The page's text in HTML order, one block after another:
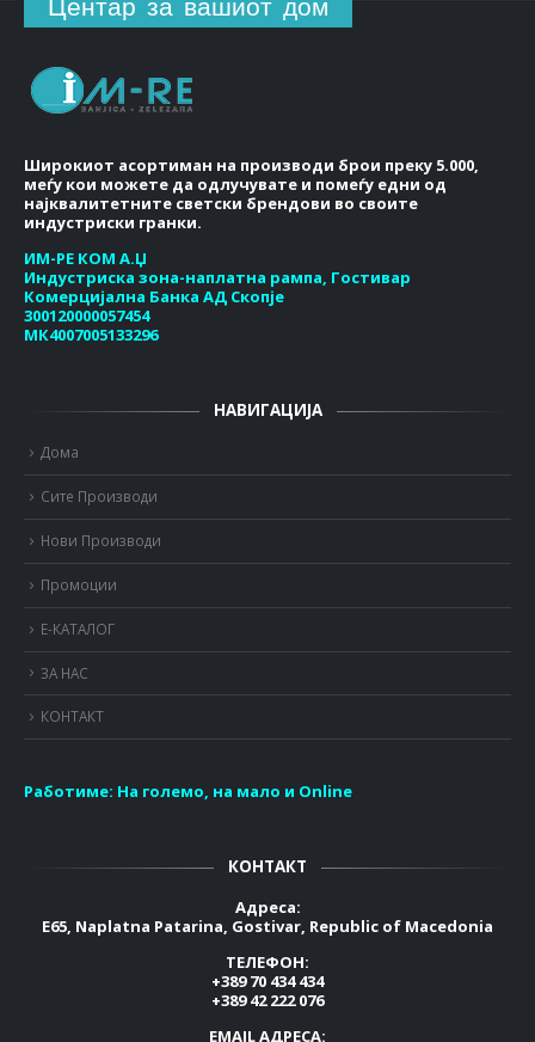
Широкиот асортиман на производи брои преку 5.000,
меѓу кои можете да одлучувате и помеѓу едни од
најквалитетните светски брендови во своите
индустриски гранки.
ИМ-РЕ КОМ А.Џ
Индустриска зона-наплатна рампа, Гостивар
Комерцијална Банка АД Скопје
300120000057454
МК4007005133296
НАВИГАЦИЈА
Дома
Сите Производи
Нови Производи
Промоции
Е-КАТАЛОГ
ЗА НАС
КОНТАКТ
Работиме: На големо, на мало и Online
КОНТАКТ
Адреса:
E65, Naplatna Patarina, Gostivar, Republic of Macedonia
ТЕЛЕФОН:
+389 70 434 434
+389 42 222 076
EMAIL АДРЕСА: